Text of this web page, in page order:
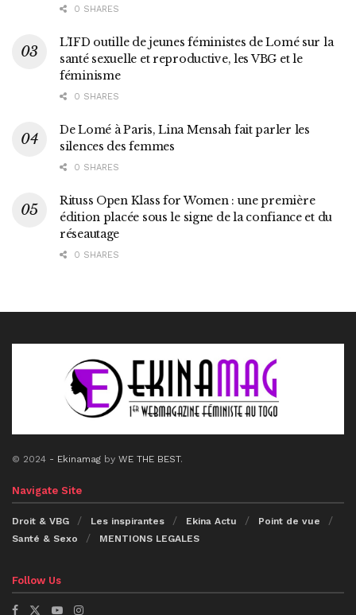
0 SHARES
L’IFD outille de jeunes féministes de Lomé sur la
santé sexuelle et reproductive, les VBG et le
féminisme
0 SHARES
De Lomé à Paris, Lina Mensah fait parler les
silences des femmes
0 SHARES
Rituss Open Klass for Women : une première
édition placée sous le signe de la confiance et du
réseautage
0 SHARES
© 2024 - Ekinamag by WE THE BEST.
Navigate Site
Droit & VBG Les inspirantes Ekina Actu
Point de vue
Santé & Sexo
MENTIONS LEGALES
Follow Us